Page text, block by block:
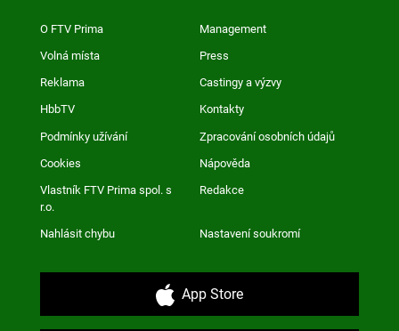
O FTV Prima Management
Volná místa Press
Reklama Castingy a výzvy
HbbTV Kontakty
Podmínky užívání Zpracování osobních údajů
Cookies Nápověda
Vlastník FTV Prima spol. s
r.o.
Redakce
Nahlásit chybu Nastavení soukromí
App Store